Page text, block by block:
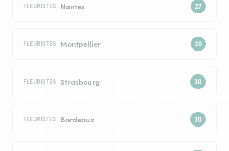
FLEURISTES Nantes
FLEURISTES Montpellier
FLEURISTES Strasbourg
FLEURISTES Bordeaux